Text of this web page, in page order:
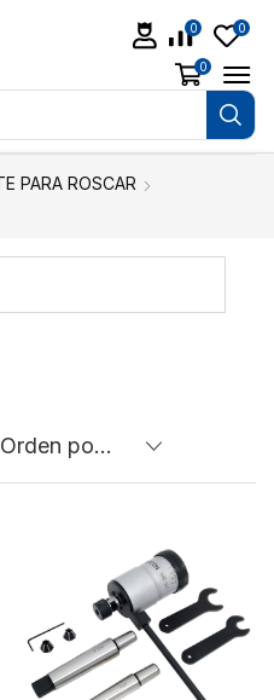
0 0
0
PARA ROSCAR